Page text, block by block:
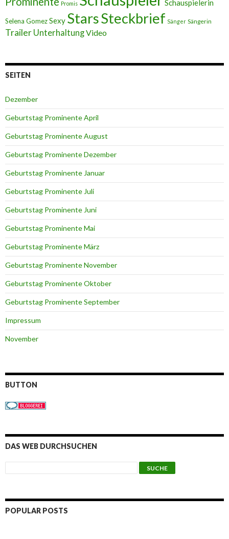
Promis Schauspielerin
Selena GomezSexy StarsSteckbrief Sänger Sängerin
Trailer UnterhaltungVideo
SEITEN
Dezember
Geburtstag Prominente April
Geburtstag Prominente August
Geburtstag Prominente Dezember
Geburtstag Prominente Januar
Geburtstag Prominente Juli
Geburtstag Prominente Juni
Geburtstag Prominente Mai
Geburtstag Prominente März
Geburtstag Prominente November
Geburtstag Prominente Oktober
Geburtstag Prominente September
Impressum
November
BUTTON
DAS WEB DURCHSUCHEN
POPULAR POSTS